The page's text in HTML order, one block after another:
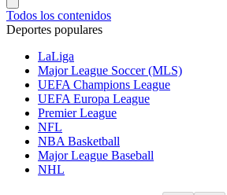
Todos los contenidos
Deportes populares
LaLiga
Major League Soccer (MLS)
UEFA Champions League
UEFA Europa League
Premier League
NFL
NBA Basketball
Major League Baseball
NHL